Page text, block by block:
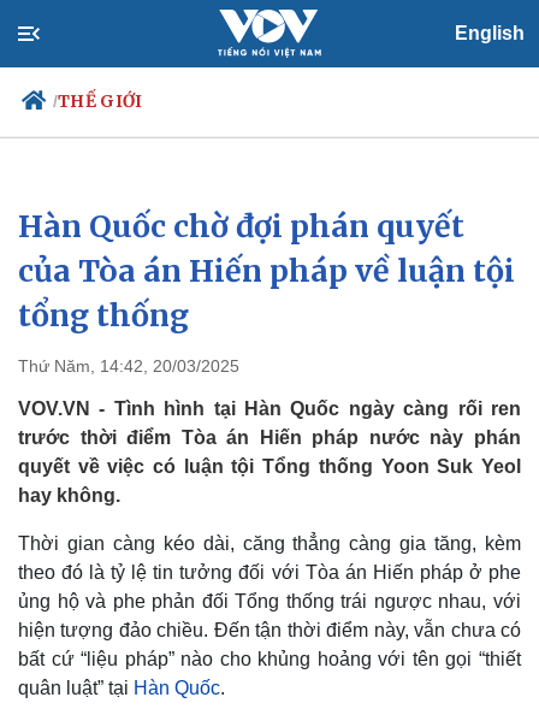
English
/THẾ GIỚI
Chính trị
Đảng
Tổ chức nhân sự
Quốc hội
Nhận diện sự thật
Xã hội
Tin 24h
Dự báo thời tiết
Hàn Quốc chờ đợi phán quyết
của Tòa án Hiến pháp về luận tội
tổng thống
Thứ Năm, 14:42, 20/03/2025
VOV.VN - Tình hình tại Hàn Quốc ngày càng rối ren
trước thời điểm Tòa án Hiến pháp nước này phán
quyết về việc có luận tội Tổng thống Yoon Suk Yeol
hay không.
Thời gian càng kéo dài, căng thẳng càng gia tăng, kèm
theo đó là tỷ lệ tin tưởng đối với Tòa án Hiến pháp ở phe
ủng hộ và phe phản đối Tổng thống trái ngược nhau, với
hiện tượng đảo chiều. Đến tận thời điểm này, vẫn chưa có
bất cứ “liệu pháp” nào cho khủng hoảng với tên gọi “thiết
quân luật” tại Hàn Quốc.